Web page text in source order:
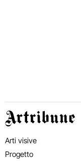
Artribune
Arti visive
Progetto